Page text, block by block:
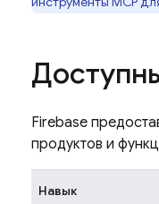
Firebase
продуктов и
Навык